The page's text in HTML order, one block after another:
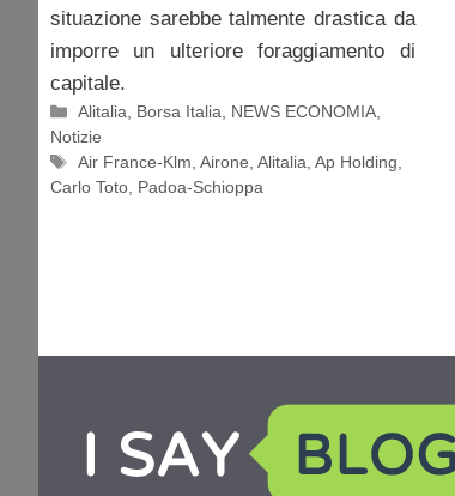
situazione sarebbe talmente drastica da
imporre un ulteriore foraggiamento di
capitale.
Categorie
Alitalia, Borsa Italia, NEWS ECONOMIA,
Notizie
Tag
Air France-Klm,Airone,Alitalia,Ap Holding,
Carlo Toto, Padoa-Schioppa